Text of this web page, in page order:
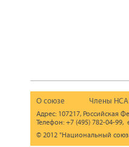
О союзе Члены НСА
Адрес: 107217, Российская
Телефон: +7 (495) 782-04-
© 2012 "Национальный